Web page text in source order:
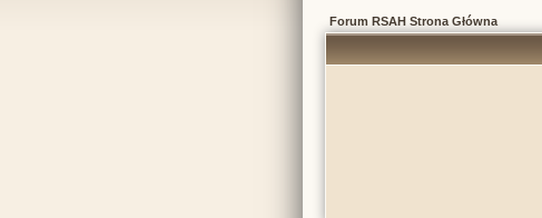
Forum RSAH Strona Główna